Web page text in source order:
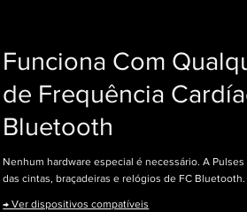
Funciona Com
de Frequência
Bluetooth
Nenhum hardware especial é necessário. A
das cintas, braçadeiras e relógios de FC Bluetooth.
→ Ver dispositivos compatíveis